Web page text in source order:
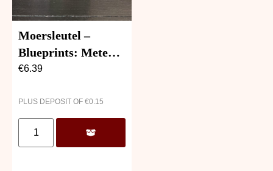
Moersleutel –
Blueprints: Meteor
Map
€6.39
PLUS DEPOSIT OF €0.15